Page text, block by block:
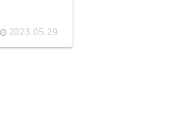
2023.05.29